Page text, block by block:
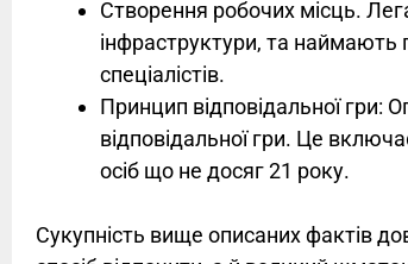
Створення робочих місць.
інфраструктури, та наймають
спеціалістів.
Принцип відповідальної гри:
відповідальної гри. Це
осіб що не досяг 21 року.
Сукупність вище описаних фактів